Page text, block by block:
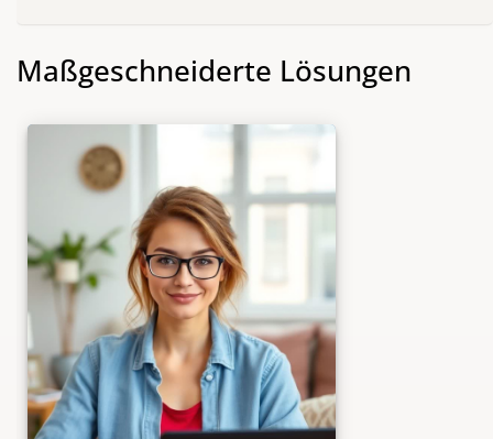
Maßgeschneiderte Lösungen
CAI
Coach
Systemische Tools für
spürbare Klienten-Erfolge.
Online-Coaching